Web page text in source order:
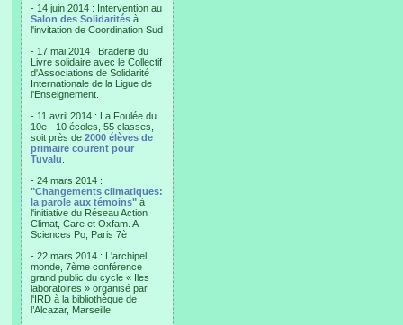
- 14 juin 2014 : Intervention au
Salon des Solidarités à
l'invitation de Coordination Sud
- 17 mai 2014 : Braderie du
Livre solidaire avec le Collectif
d'Associations de Solidarité
Internationale de la Ligue de
l'Enseignement.
- 11 avril 2014 : La Foulée du
10e - 10 écoles, 55 classes,
soit près de 2000 élèves de
primaire courent pour
Tuvalu
- 24 mars 2014 :
"Changements climatiques:
la parole aux témoins" à
l'initiative du Réseau Action
Climat, Care et Oxfam. A
Sciences Po, Paris 7è
- 22 mars 2014 : L'archipel
monde, 7ème conférence
grand public du cycle « Iles
laboratoires » organisé par
l'IRD à la bibliothèque de
l’Alcazar, Marseille